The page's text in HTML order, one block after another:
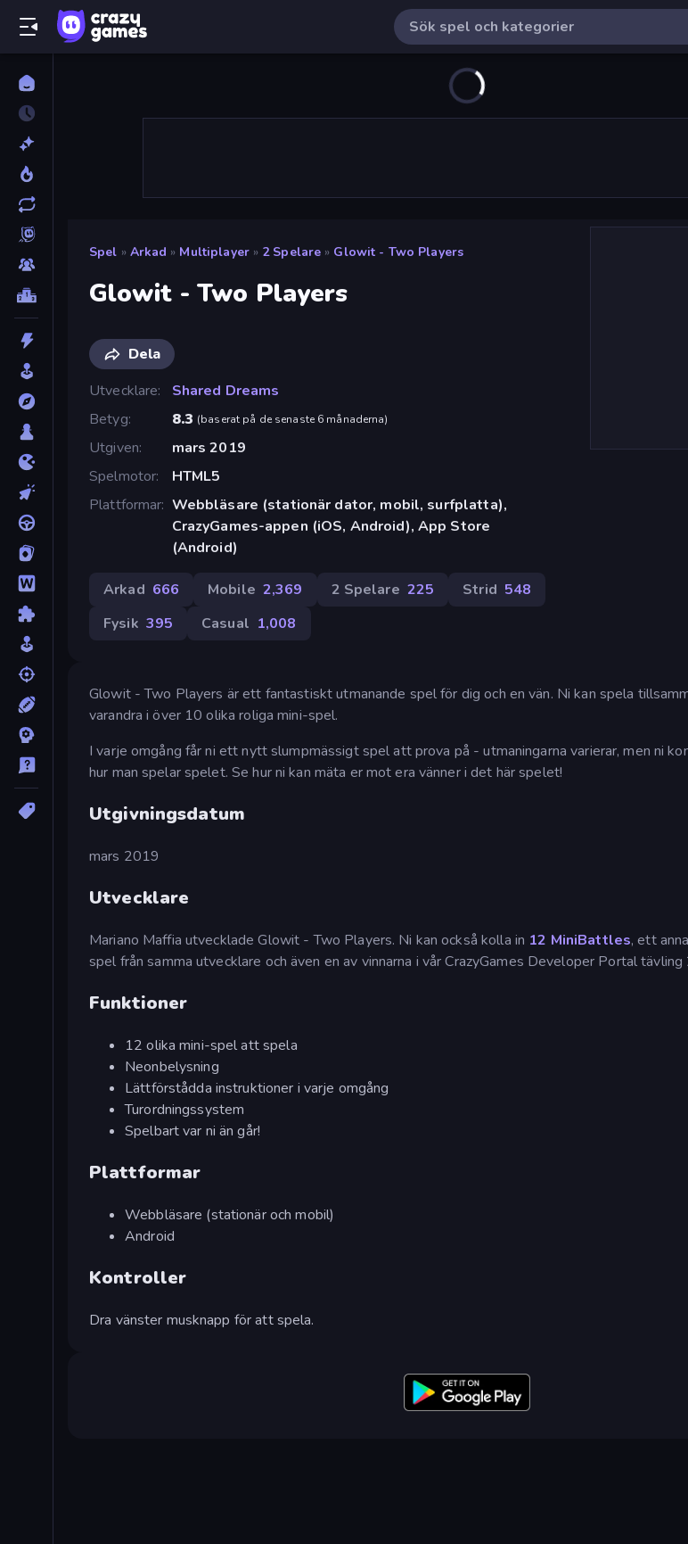
Spel » Arkad » Multiplayer » 2 Spelare » Glowit - Two Players
Glowit - Two Players
Dela
Utvecklare
Shared Dreams
Betyg
8.3 (baserat på de senaste 6 månaderna)
Utgiven
mars 2019
Spelmotor
HTML5
Plattformar Webbläsare (stationär dator, mobil, surfplatta),
CrazyGames-appen (iOS, Android), App Store
(Android)
Arkad 666 Mobile 2,369 2 Spelare 225 Strid 548
Fysik 395 Casual 1,008
Glowit - Two Players är ett fantastiskt utmanande spel för dig och en vän. Ni kan spela
varandra i över 10 olika roliga mini-spel.
I varje omgång får ni ett nytt slumpmässigt spel att prova på - utmaningarna varierar, men ni
hur man spelar spelet. Se hur ni kan mäta er mot era vänner i det här spelet!
Utgivningsdatum
mars 2019
Utvecklare
Mariano Maffia utvecklade Glowit - Two Players. Ni kan också kolla in 12 MiniBattles, ett
spel från samma utvecklare och även en av vinnarna i vår CrazyGames Developer Portal
Funktioner
12 olika mini-spel att spela
Neonbelysning
Lättförstådda instruktioner i varje omgång
Turordningssystem
Spelbart var ni än går!
Plattformar
Webbläsare (stationär och mobil)
Android
Kontroller
Dra vänster musknapp för att spela.